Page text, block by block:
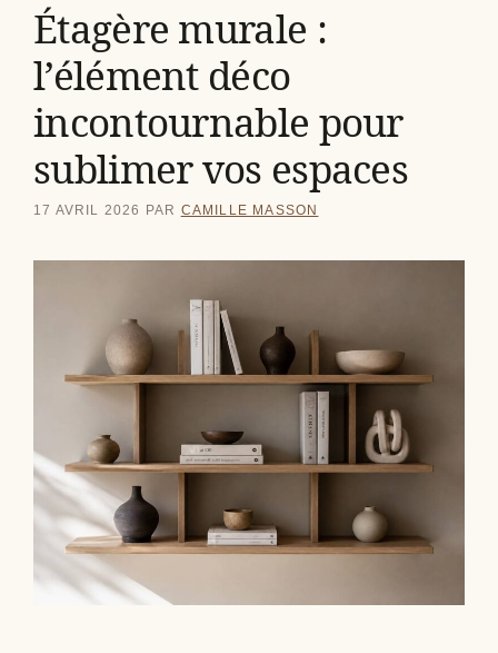
Étagère murale :
l’élément déco
incontournable pour
sublimer vos espaces
17 AVRIL 2026 PAR CAMILLE MASSON